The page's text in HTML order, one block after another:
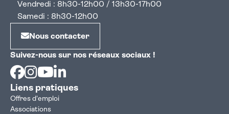
Vendredi : 8h30-12h00 / 13h30-17h00
Samedi : 8h30-12h00
Nous contacter
Suivez-nous sur nos réseaux sociaux !
Facebook
Instagram
Youtube
Liens pratiques
Offres d'emploi
Associations